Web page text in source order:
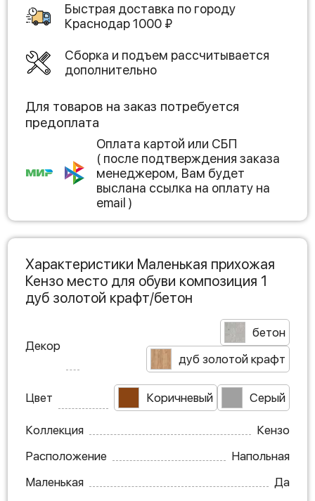
Быстрая доставка по городу
Краснодар1000 ₽
Сборка и подъем рассчитывается
дополнительно
Для товаров на заказ потребуется
предоплата
Оплата картой или СБП
( после подтверждения заказа
менеджером, Вам будет
выслана ссылка на оплату на
email )
Характеристики Маленькая прихожая
Кензо место для обуви композиция 1
дуб золотой крафт/бетон
Декор
бетон
дуб золотой крафт
Цвет Коричневый Серый
Коллекция
Кензо
Расположение
Напольная
Маленькая
Да